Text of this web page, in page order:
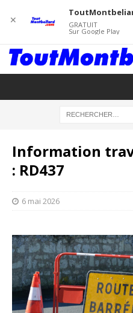
Information
: RD437
6 mai 2026
✕ GRATUIT
Sur Google Play